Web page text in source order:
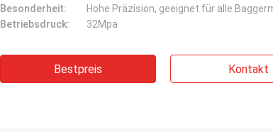
Besonderheit:
Hohe Präzision, geeignet für alle
Betriebsdruck:
32Mpa
Bestpreis Kontakt